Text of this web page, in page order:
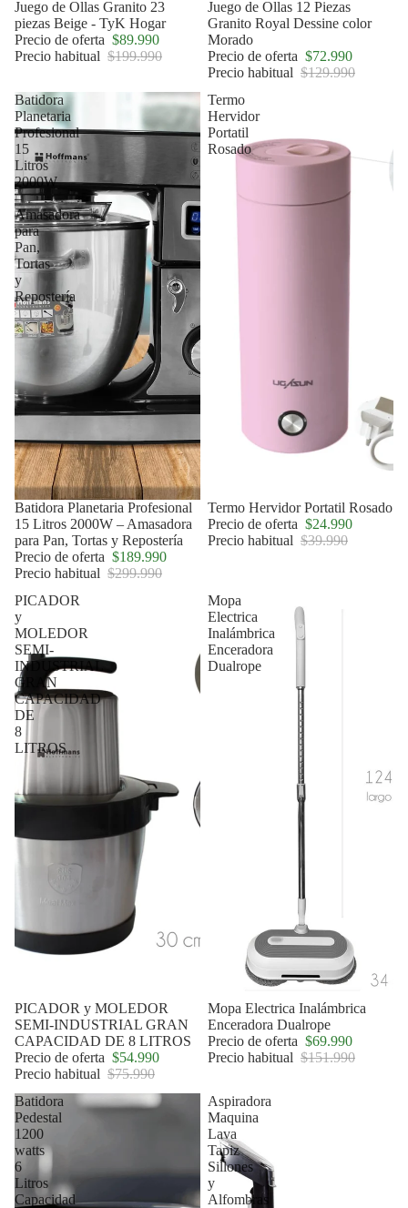
Oferta
Juego de Ollas Granito 23
piezas Beige - TyK Hogar
Precio de oferta $89.990
Precio habitual $199.990
Oferta
Juego de Ollas 12 Piezas
Granito Royal Dessine color
Morado
Precio de oferta $72.990
Precio habitual $129.990
Batidora
Planetaria
Profesional
15
Litros
2000W
–
Amasadora
para
Pan,
Tortas
y
Repostería
Agotado
Batidora Planetaria Profesional
15 Litros 2000W – Amasadora
para Pan, Tortas y Repostería
Precio de oferta $189.990
Precio habitual $299.990
Termo
Hervidor
Portatil
Rosado
Oferta
Termo Hervidor Portatil Rosado
Precio de oferta $24.990
Precio habitual $39.990
PICADOR
y
MOLEDOR
SEMI-
INDUSTRIAL
GRAN
CAPACIDAD
DE
8
LITROS
Oferta
PICADOR y MOLEDOR
SEMI-INDUSTRIAL GRAN
CAPACIDAD DE 8 LITROS
Precio de oferta $54.990
Precio habitual $75.990
Mopa
Electrica
Inalámbrica
Enceradora
Dualrope
Oferta
Mopa Electrica Inalámbrica
Enceradora Dualrope
Precio de oferta $69.990
Precio habitual $151.990
Batidora
Pedestal
1200
watts
6
Litros
Capacidad
Aspiradora
Maquina
Lava
Tapiz
Sillones
y
Alfombras